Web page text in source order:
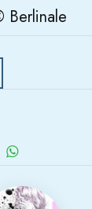
Berlinale